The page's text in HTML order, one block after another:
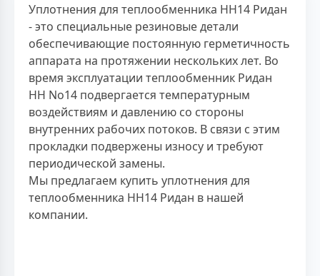
Уплотнения для теплообменника НН14 Ридан
- это специальные резиновые детали
обеспечивающие постоянную герметичность
аппарата на протяжении нескольких лет. Во
время эксплуатации теплообменник Ридан
НН No14 подвергается температурным
воздействиям и давлению со стороны
внутренних рабочих потоков. В связи с этим
прокладки подвержены износу и требуют
периодической замены.
Мы предлагаем купить уплотнения для
теплообменника НН14 Ридан в нашей
компании.